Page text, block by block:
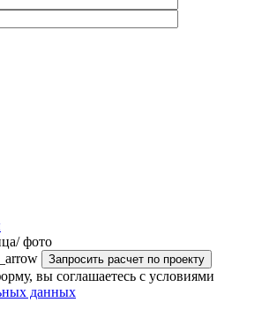
фото
вы соглашаетесь с условиями
данных